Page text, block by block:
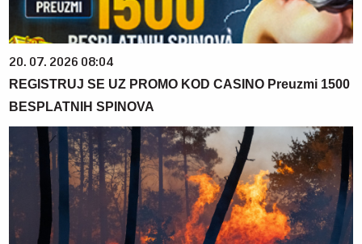
20. 07. 2026 08:04
REGISTRUJ SE UZ PROMO KOD CASINO Preuzmi 1500
BESPLATNIH SPINOVA